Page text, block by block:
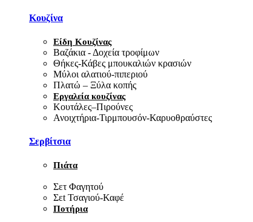
Κουζίνα
Είδη Κουζίνας
Βαζάκια - Δοχεία τροφίμων
Θήκες-Κάβες μπουκαλιών κρασιών
Μύλοι αλατιού-πιπεριού
Πλατώ – Ξύλα κοπής
Εργαλεία κουζίνας
Κουτάλες–Πιρούνες
Ανοιχτήρια-Τιρμπουσόν-Καρυοθραύστες
Σερβίτσια
Πιάτα
Σετ Φαγητού
Σεt Τσαγιού-Καφέ
Ποτήρια